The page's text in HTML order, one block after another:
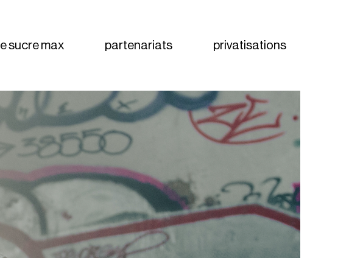
le sucre max partenariats privatisations